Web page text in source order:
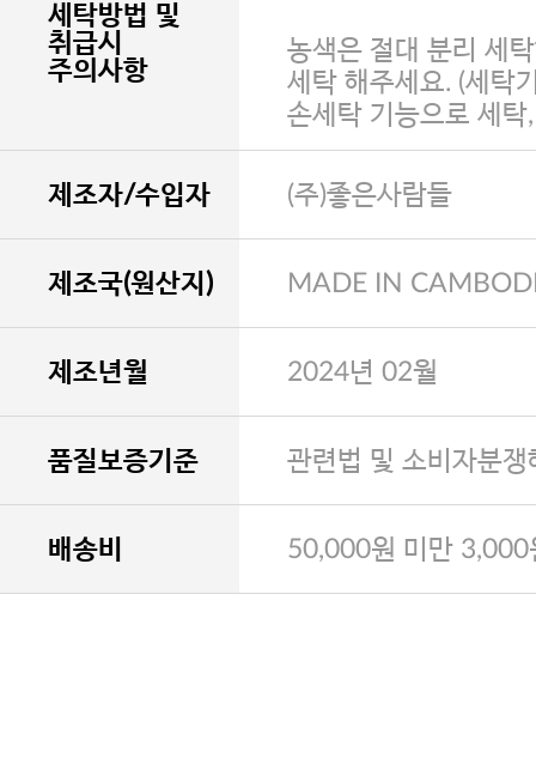
세탁방법 및
취급시
주의사항
농색은 절대 분리 세
세탁 해주세요. (세탁
손세탁 기능으로 세탁
제조자/수입자 (주)좋은사람들
제조국(원산지) MADE IN
제조년월 2024년 02월
품질보증기준 관련법 및 소비자분
배송비 50,000원 미만 3,000